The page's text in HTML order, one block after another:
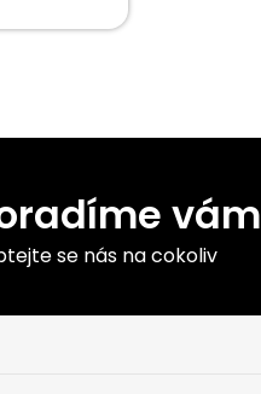
vám
se nás na cokoliv